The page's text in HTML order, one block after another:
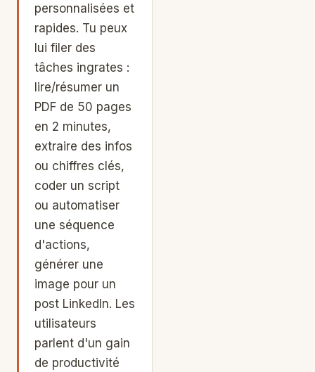
personnalisées et
rapides. Tu peux
lui filer des
tâches ingrates :
lire/résumer un
PDF de 50 pages
en 2 minutes,
extraire des infos
ou chiffres clés,
coder un script
ou automatiser
une séquence
d'actions,
générer une
image pour un
post LinkedIn. Les
utilisateurs
parlent d'un gain
de productivité